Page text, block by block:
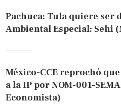
Pachuca: Tula quiere ser
Ambiental Especial: Sehi
México-CCE reprochó
a la IP por NOM-001-
Economista)